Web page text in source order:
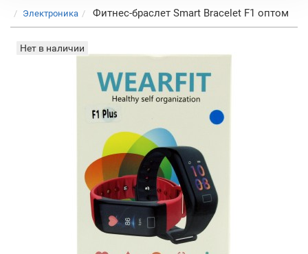
Электроника Фитнес-браслет Smart Bracelet F1 оптом
Нет в наличии